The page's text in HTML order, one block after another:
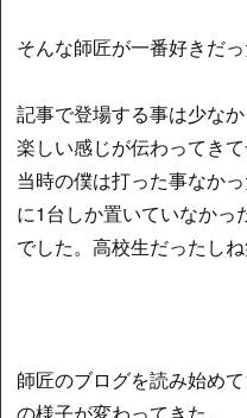
そんな師匠が一番好きだっ
記事で登場する事は少な
楽しい感じが伝わってきて
当時の僕は打った事なか
に1台しか置いていなかっ
でした。高校生だったしね
師匠のブログを読み始め